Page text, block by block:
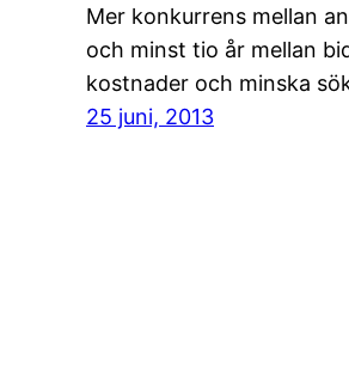
Mer konkurrens mellan
och minst tio år mellan
kostnader och minska
25 juni, 2013